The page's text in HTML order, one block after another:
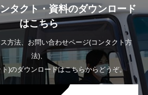
タクト・資料のダウンロード
はこちら
方法、お問い合わせページ(コンタクト方
法)、
)のダウンロードはこちらからどうぞ。